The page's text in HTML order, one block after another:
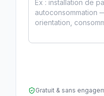
Gratuit & sans